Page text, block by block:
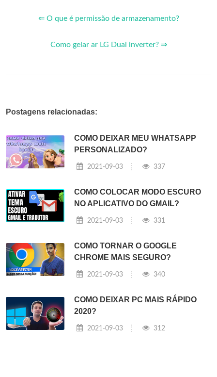
⇐ O que é permissão de armazenamento?
Como gelar ar LG Dual inverter? ⇒
Postagens relacionadas:
COMO DEIXAR MEU WHATSAPP
PERSONALIZADO?
2021-09-03 337
COMO COLOCAR MODO ESCURO
NO APLICATIVO DO GMAIL?
2021-09-03 331
COMO TORNAR O GOOGLE
CHROME MAIS SEGURO?
2021-09-03 340
COMO DEIXAR PC MAIS RÁPIDO
2020?
2021-09-03 312